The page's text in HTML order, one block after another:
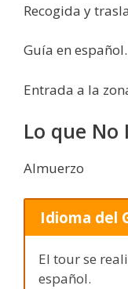
Recogida y
Guía en español.
Entrada a la
Lo que No
Almuerzo
Idioma del
El tour se
español.